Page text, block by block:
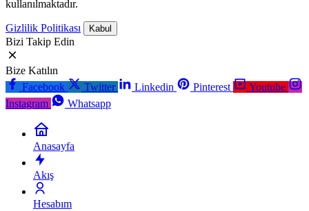
kullanılmaktadır.
Gizlilik Politikası Kabul
Bizi Takip Edin
Bize Katılın
Facebook
Twitter Linkedin Pinterest
Youtube
Instagram
Whatsapp
Anasayfa
Akış
Hesabım